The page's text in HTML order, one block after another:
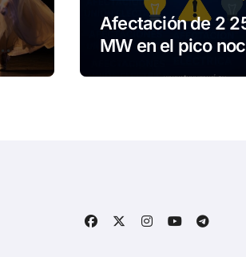
Afectación de 2
MW en el pico